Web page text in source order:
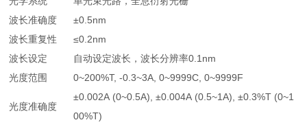
波长准确度
±0.5nm
波长重复性
≤0.2nm
波长设定
自动设定波长，波长分辨率0.1nm
光度范围
0~200%T, -0.3~3A, 0~9999C, 0~9999F
光度准确度
±0.002A (0~0.5A), ±0.004A (0.5~1A), ±0.3%T (0~1
00%T)